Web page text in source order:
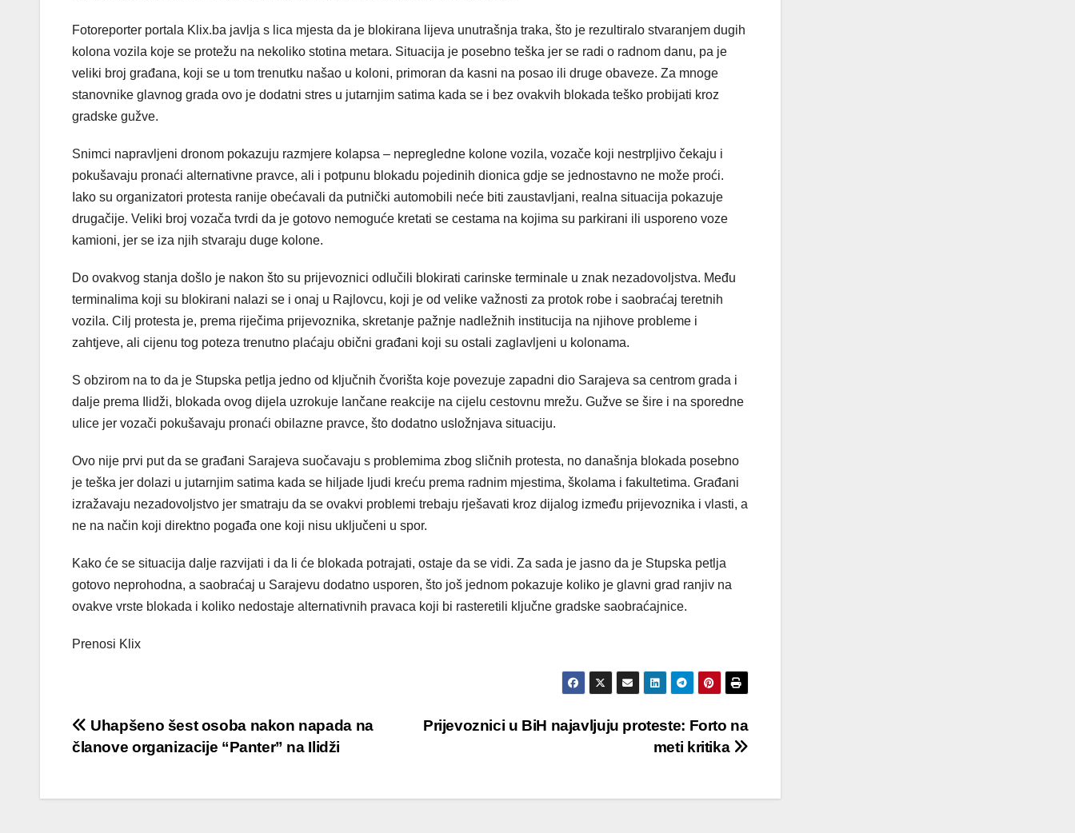
Fotoreporter portala Klix.ba javlja s lica mjesta da je blokirana lijeva unutrašnja traka, što je rezultiralo stvaranjem dugih
kolona vozila koje se protežu na nekoliko stotina metara. Situacija je posebno teška jer se radi o radnom danu, pa je
veliki broj građana, koji se u tom trenutku našao u koloni, primoran da kasni na posao ili druge obaveze. Za mnoge
stanovnike glavnog grada ovo je dodatni stres u jutarnjim satima kada se i bez ovakvih blokada teško probijati kroz
gradske gužve.
Snimci napravljeni dronom pokazuju razmjere kolapsa – nepregledne kolone vozila, vozače koji nestrpljivo čekaju i
pokušavaju pronaći alternativne pravce, ali i potpunu blokadu pojedinih dionica gdje se jednostavno ne može proći.
Iako su organizatori protesta ranije obećavali da putnički automobili neće biti zaustavljani, realna situacija pokazuje
drugačije. Veliki broj vozača tvrdi da je gotovo nemoguće kretati se cestama na kojima su parkirani ili usporeno voze
kamioni, jer se iza njih stvaraju duge kolone.
Do ovakvog stanja došlo je nakon što su prijevoznici odlučili blokirati carinske terminale u znak nezadovoljstva. Među
terminalima koji su blokirani nalazi se i onaj u Rajlovcu, koji je od velike važnosti za protok robe i saobraćaj teretnih
vozila. Cilj protesta je, prema riječima prijevoznika, skretanje pažnje nadležnih institucija na njihove probleme i
zahtjeve, ali cijenu tog poteza trenutno plaćaju obični građani koji su ostali zaglavljeni u kolonama.
S obzirom na to da je Stupska petlja jedno od ključnih čvorišta koje povezuje zapadni dio Sarajeva sa centrom grada i
dalje prema Ilidži, blokada ovog dijela uzrokuje lančane reakcije na cijelu cestovnu mrežu. Gužve se šire i na sporedne
ulice jer vozači pokušavaju pronaći obilazne pravce, što dodatno usložnjava situaciju.
Ovo nije prvi put da se građani Sarajeva suočavaju s problemima zbog sličnih protesta, no današnja blokada posebno
je teška jer dolazi u jutarnjim satima kada se hiljade ljudi kreću prema radnim mjestima, školama i fakultetima. Građani
izražavaju nezadovoljstvo jer smatraju da se ovakvi problemi trebaju rješavati kroz dijalog između prijevoznika i vlasti, a
ne na način koji direktno pogađa one koji nisu uključeni u spor.
Kako će se situacija dalje razvijati i da li će blokada potrajati, ostaje da se vidi. Za sada je jasno da je Stupska petlja
gotovo neprohodna, a saobraćaj u Sarajevu dodatno usporen, što još jednom pokazuje koliko je glavni grad ranjiv na
ovakve vrste blokada i koliko nedostaje alternativnih pravaca koji bi rasteretili ključne gradske saobraćajnice.
Prenosi Klix
Post
navigation
Prijevoznici u BiH najavljuju proteste: Forto na
meti kritika
Uhapšeno šest osoba nakon napada na
članove organizacije “Panter” na Ilidži